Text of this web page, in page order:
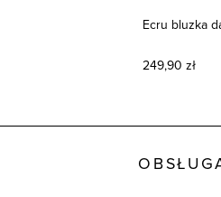
Ecru bluzka
249,90 zł